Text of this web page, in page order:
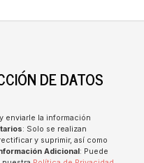
DE DATOS
enviarle la información
: Solo se realizan
y suprimir, así como
Adicional: Puede